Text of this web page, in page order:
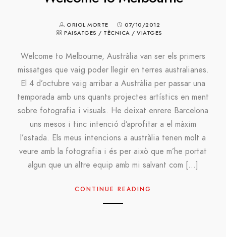
ORIOL MORTE
07/10/2012
PAISATGES / TÈCNICA /VIATGES
Welcome to Melbourne, Austràlia van ser els primers
missatges que vaig poder llegir en terres australianes.
El 4 d’octubre vaig arribar a Austràlia per passar una
temporada amb uns quants projectes artístics en ment
sobre fotografia i visuals. He deixat enrere Barcelona
uns mesos i tinc intenció d’aprofitar a el màxim
l’estada. Els meus intencions a austràlia tenen molt a
veure amb la fotografia i és per això que m’he portat
algun que un altre equip amb mi salvant com […]
CONTINUE READING